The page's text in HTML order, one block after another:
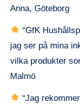
Anna, Göteborg
“GfK
jag ser på mina
vilka produkter
Malmö
“Jag